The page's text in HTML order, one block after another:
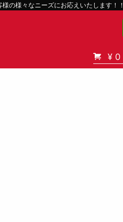
の様々なニーズにお応えいたします！！
¥ 0